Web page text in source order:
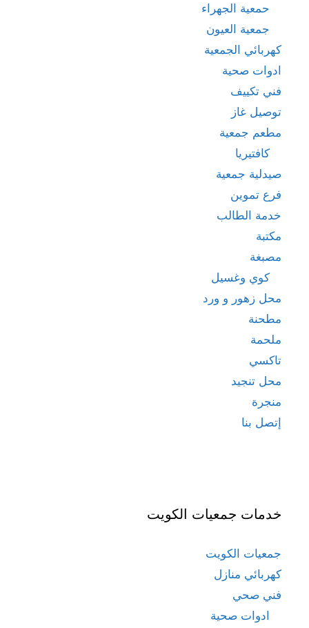
حمعية الجهراء
جمعية العيون
كهربائي الجمعية
ادوات صحية
فني تكييف
توصيل غاز
مطعم جمعية
كافتيريا
صيدلية جمعية
فرع تموين
خدمة الطالب
مكتبة
مصبغة
كوي وغسيل
محل زهور و ورد
مطحنة
ملحمة
تاكسي
محل تنجيد
منجرة
إتصل بنا
خدمات جمعيات الكويت
جمعيات الكويت
كهربائي منازل
فني صحي
ادوات صحية